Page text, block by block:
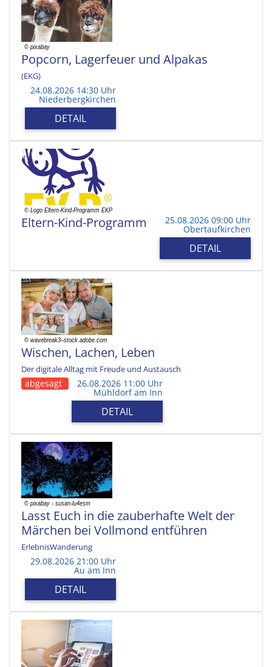
Popcorn, Lagerfeuer und Alpakas
(EKG)
24.08.2026 14:30 Uhr
Niederbergkirchen
DETAIL
Eltern-Kind-Programm 25.08.2026 09:00 Uhr
Obertaufkirchen
DETAIL
Wischen, Lachen, Leben
Der digitale Alltag mit Freude und Austausch
abgesagt 26.08.2026 11:00 Uhr
Mühldorf am Inn
DETAIL
Lasst Euch in die zauberhafte Welt der
Märchen bei Vollmond entführen
ErlebnisWanderung
29.08.2026 21:00 Uhr
Au am Inn
DETAIL